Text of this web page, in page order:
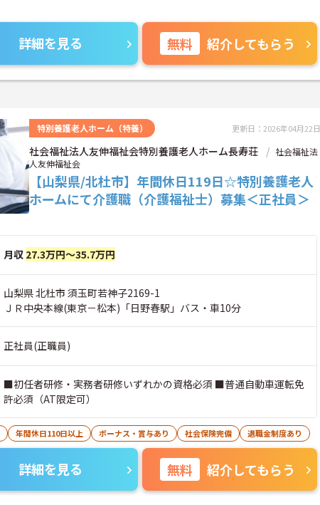
詳細を見る 無料 紹介してもらう
特別養護老人ホーム（特養） 更新日：2026年04月22日
社会福祉法人友伸福祉会特別養護老人ホーム長寿荘
社会福祉法
人友伸福祉会
【山梨県/北杜市】年間休日119日☆特別養護老人
ホームにて介護職（介護福祉士）募集＜正社員＞
月収 27.3万円～35.7万円
山梨県 北杜市 須玉町若神子2169-1
ＪＲ中央本線(東京－松本)「日野春駅」バス・車10分
正社員(正職員)
■初任者研修・実務者研修いずれかの資格必須 ■普通自動車運転免
許必須（AT限定可）
年間休日110日以上 ボーナス・賞与あり 社会保険完備 退職金制度あり
詳細を見る 無料 紹介してもらう